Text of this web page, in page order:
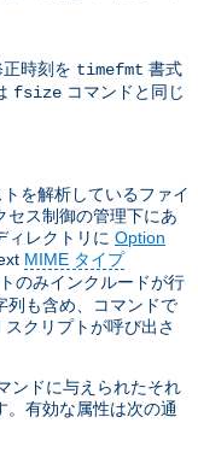
時刻を timefmt 書式
fsize コマンドと同じ
を解析しているファイ
セス制御の管理下にあ
ィレクトリに Option
MIME タイプ
のみインクルードが行
列も含め、コマンドで
クリプトが呼び出さ
ンドに与えられたそれ
。有効な属性は次の通